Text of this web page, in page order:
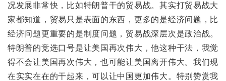
况发展非常快，比如特朗普干的贸易战。其实打贸易战大
家都知道，贸易只是表面的东西，更多的是经济问题，比
经济问题更重要的是制度问题，贸易战深层次是政治战。
特朗普的竞选口号是让美国再次伟大，他这种干法，我觉
得不会让美国再次伟大，也可能让美国离开伟大。我们现
在实实在在的干起来，可以让中国更加伟大。特别赞赏我